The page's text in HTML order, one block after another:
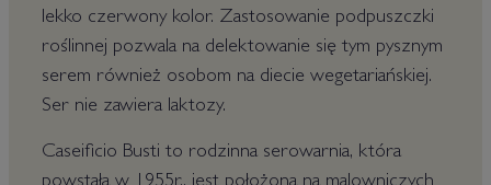
lekko czerwony kolor. Zastosowanie podpuszczki
roślinnej pozwala na delektowanie się tym pysznym
serem również osobom na diecie wegetariańskiej.
Ser nie zawiera laktozy.
Caseificio Busti to rodzinna serowarnia, która